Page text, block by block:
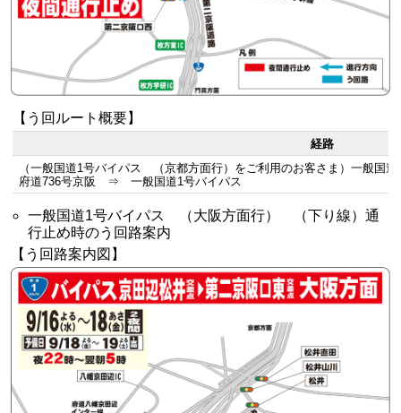
【う回ルート概要】
経路
（一般国道1号バイパス （京都方面行）をご利用のお客さま）一
府道736号京阪 ⇒ 一般国道1号バイパス
一般国道1号バイパス （大阪方面行） （下り線）通
行止め時のう回路案内
【う回路案内図】